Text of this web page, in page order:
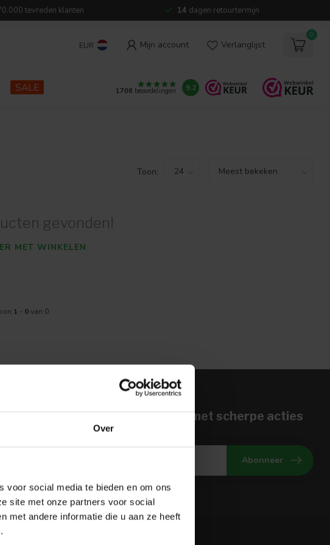
Over
voor social media te bieden en om ons
site met onze partners voor social
met andere informatie die u aan ze heeft
tevreden klanten 14 dagen retourtermijn
EUR Mijn account Verlanglijst
0
SALE 1706 beoordelingen 9.2
Toon:
gevonden!
MET WINKELEN
1 - 0van 0
je aan voor onze nieuwbrief met scherpe acties
Blijf op de hoogte van onze actuele aanbiedingen
Abonneer